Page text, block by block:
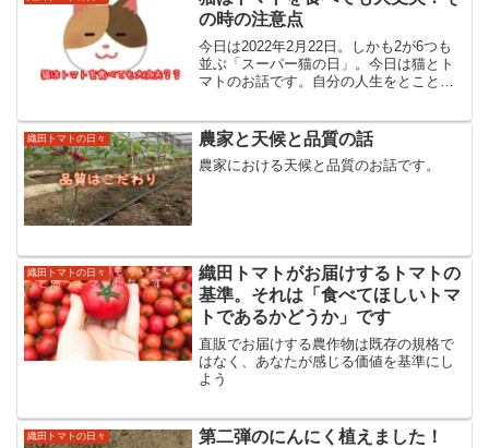
の時の注意点
今日は2022年2月22日。しかも2が6つも
並ぶ「スーパー猫の日」。今日は猫とト
マトのお話です。自分の人生をとことん
陽のようなトマトを通して細胞が喜び命
が輝く大空と大地...
織田トマトの日々 農家と天候と品質の話
農家における天候と品質のお話です。
織田トマトの日々
織田トマトがお届けするトマトの
基準。それは「食べてほしいトマ
トであるかどうか」です
直販でお届けする農作物は既存の規格で
はなく、あなたが感じる価値を基準にし
よう
織田トマトの日々 第二弾のにんにく植えました！